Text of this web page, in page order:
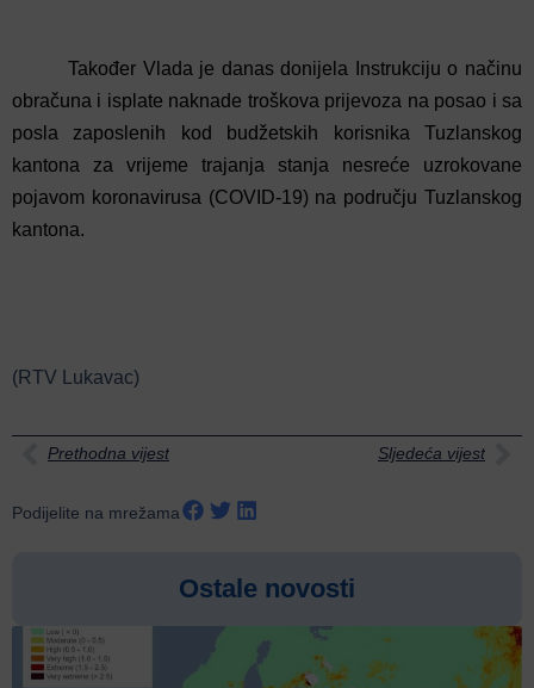
Također Vlada je danas donijela Instrukciju o načinu
obračuna i isplate naknade troškova prijevoza na posao i sa
posla zaposlenih kod budžetskih korisnika Tuzlanskog
kantona za vrijeme trajanja stanja nesreće uzrokovane
pojavom koronavirusa (COVID-19) na području Tuzlanskog
kantona.
(RTV Lukavac)
Prethodna vijest Sljedeća vijest
Podijelite na mrežama
Ostale novosti